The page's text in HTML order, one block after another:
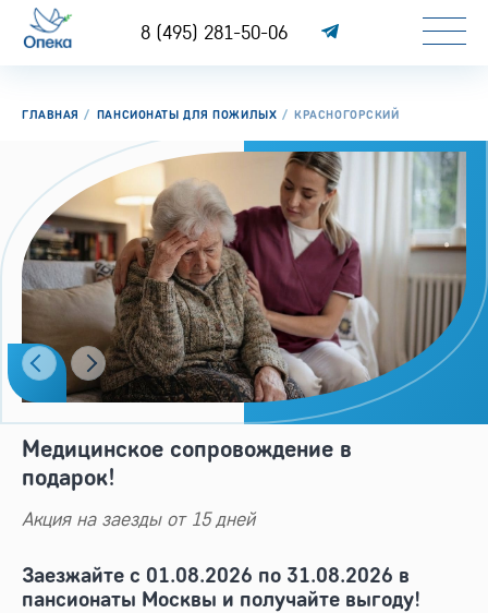
8 (495) 281-50-06
ГЛАВНАЯ ПАНСИОНАТЫ ДЛЯ ПОЖИЛЫХ КРАСНОГОРСКИЙ
Медицинское сопровождение в
подарок!
Акция на заезды от 15 дней
Заезжайте с 01.08.2026 по 31.08.2026 в
пансионаты Москвы и получайте выгоду!